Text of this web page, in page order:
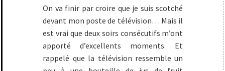
On va finir par croire que je suis scotché
devant mon poste de télévision… Mais il
est vrai que deux soirs consécutifs m’ont
apporté d’excellents moments. Et
rappelé que la télévision ressemble un